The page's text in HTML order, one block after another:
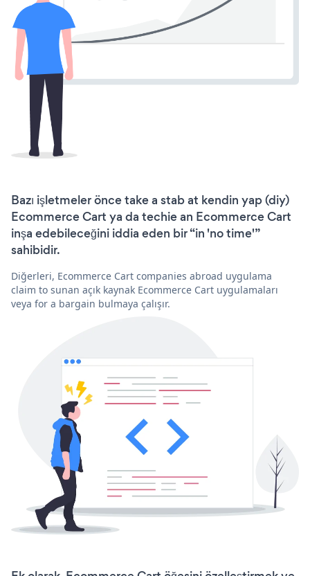
Bazı işletmeler önce take a stab at kendin yap (diy)
Ecommerce Cart ya da techie an Ecommerce Cart
inşa edebileceğini iddia eden bir “in 'no time'”
sahibidir.
Diğerleri, Ecommerce Cart companies abroad uygulama
claim to sunan açık kaynak Ecommerce Cart uygulamaları
veya for a bargain bulmaya çalışır.